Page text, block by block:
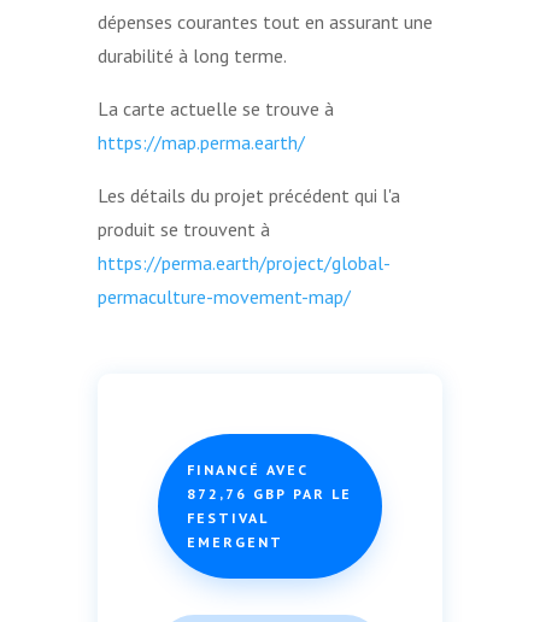
dépenses courantes tout en assurant une
durabilité à long terme.
La carte actuelle se trouve à
https://map.perma.earth/
Les détails du projet précédent qui l'a
produit se trouvent à
https://perma.earth/project/global-
permaculture-movement-map/
FINANCÉ AVEC
872,76 GBP PAR LE
FESTIVAL
EMERGENT